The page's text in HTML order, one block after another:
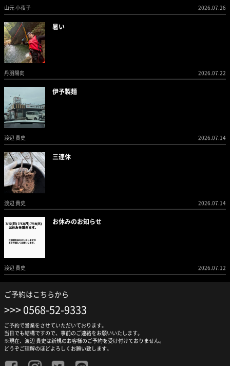
山元 小夜子 2026.07.26
暑い
丹羽陽向 2026.07.22
伊予製麺
渡辺 貴史 2026.07.14
三連休
渡辺 貴史 2026.07.14
お休みのお知らせ
渡辺 貴史 2026.07.12
ご予約はこちらから
0568-52-9333
ご予約で営業をさせていただいております。
当日でも結構ですので、事前のご連絡をお願いいたします。
※現在、渡辺 貴史は新規のお客様のご予約を受け付けておりません。
どうぞご理解のほどよろしくお願い致します。